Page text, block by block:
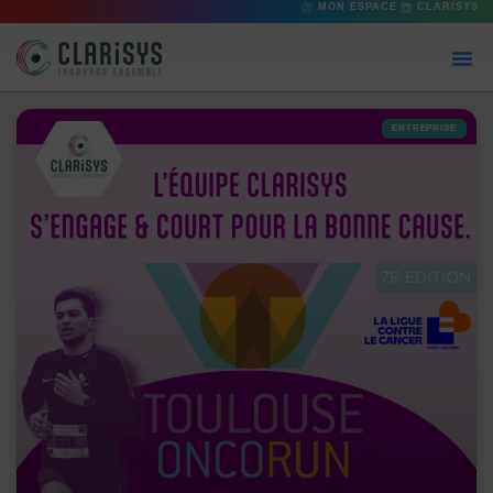
MON ESPACE CLARISYS
ENTREPRISE